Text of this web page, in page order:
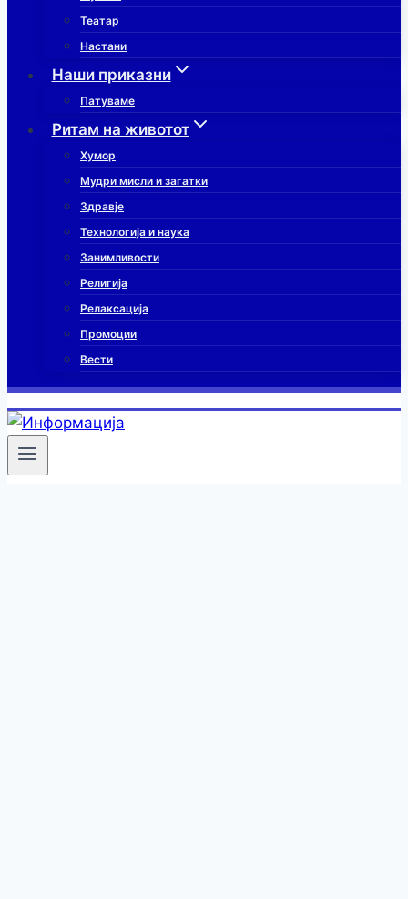
Театар
Настани
Наши приказни
Патуваме
Ритам на животот
Хумор
Мудри мисли и загатки
Здравје
Технологија и наука
Занимливости
Религија
Релаксација
Промоции
Вести